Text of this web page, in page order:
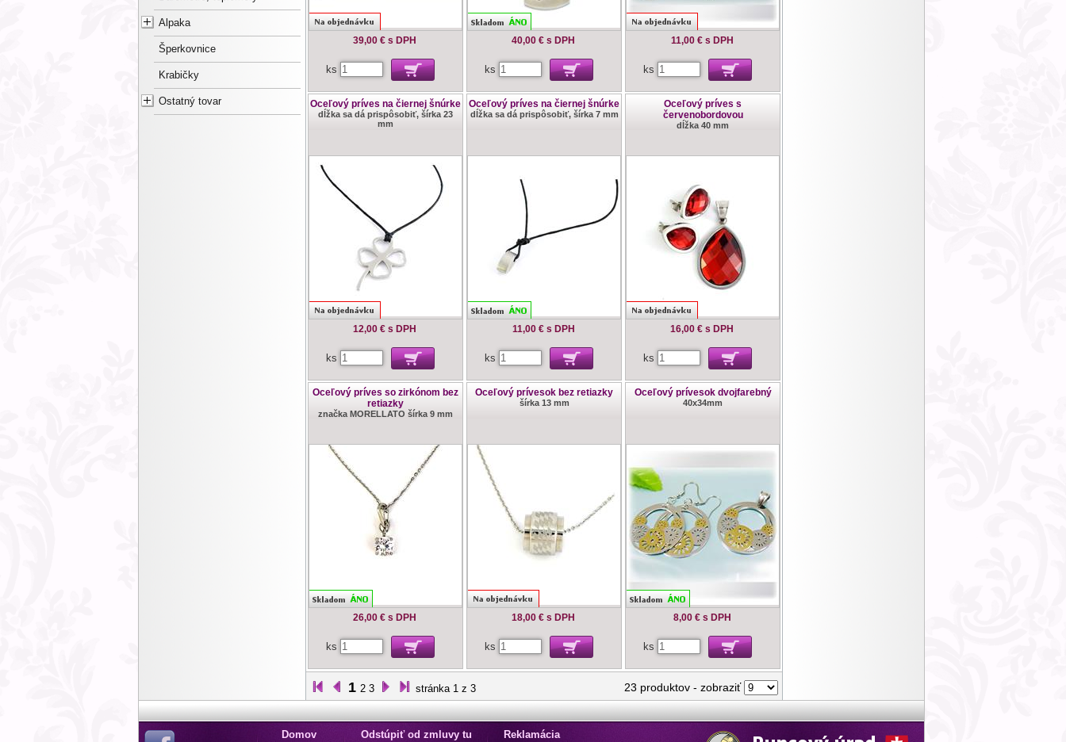
Alpaka
Šperkovnice
Krabičky
Ostatný tovar
39,00 € s DPH
ks
40,00 € s DPH
ks
11,00 € s DPH
ks
Oceľový príves na čiernej šnúrke
dĺžka sa dá prispôsobiť, šírka 23
mm
12,00 € s DPH
ks
Oceľový príves na čiernej šnúrke
dĺžka sa dá prispôsobiť, šírka 7 mm
11,00 € s DPH
ks
Oceľový príves s
červenobordovou
dĺžka 40 mm
16,00 € s DPH
ks
Oceľový príves so zirkónom bez
retiazky
značka MORELLATO šírka 9 mm
26,00 € s DPH
ks
Oceľový prívesok bez retiazky
šírka 13 mm
18,00 € s DPH
ks
Oceľový prívesok dvojfarebný
40x34mm
8,00 € s DPH
ks
1 2 3 stránka 1 z 3 23 produktov - zobraziť
Domov Odstúpiť od zmluvy tu Reklamácia